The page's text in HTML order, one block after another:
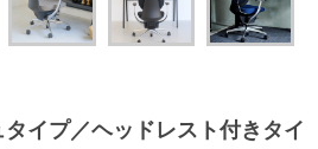
イプ／ヘッドレスト付きタイ